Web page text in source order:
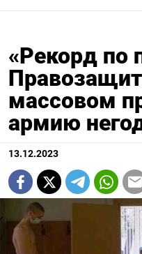
«Рекорд по
массовом
армию
13.12.2023